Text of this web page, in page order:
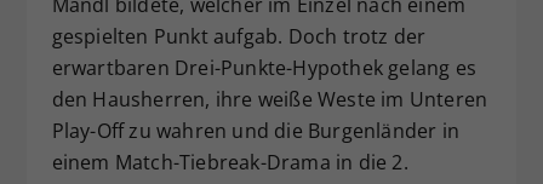
gespielten Punkt aufgab. Doch trotz der
erwartbaren Drei-Punkte-Hypothek gelang es
den Hausherren, ihre weiße Weste im Unteren
Play-Off zu wahren und die Burgenländer in
einem Match-Tiebreak-Drama in die 2.